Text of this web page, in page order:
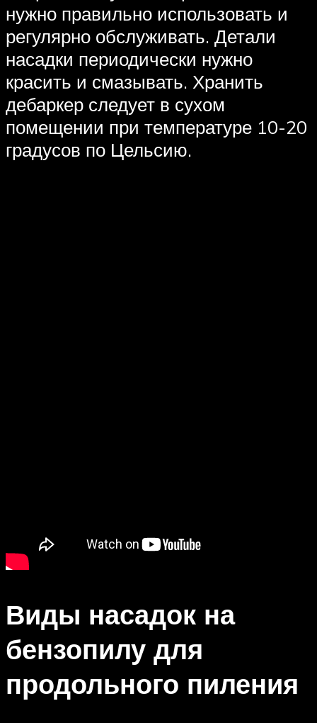
нужно правильно использовать и
регулярно обслуживать. Детали
насадки периодически нужно
красить и смазывать. Хранить
дебаркер следует в сухом
помещении при температуре 10-20
градусов по Цельсию.
Виды насадок на
бензопилу для
продольного пиления